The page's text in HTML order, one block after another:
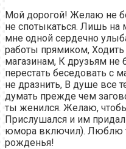
Мой дорогой! Желаю не
не спотыкаться. Лишь на
мне одной сердечно
работы прямиком,
магазинам, К друзьям не
перестать беседовать
не дразнить, В душе все
думать прежде чем
ты женился. Желаю,
Прислушался и им придал
юмора включил). Люблю
рожденья!